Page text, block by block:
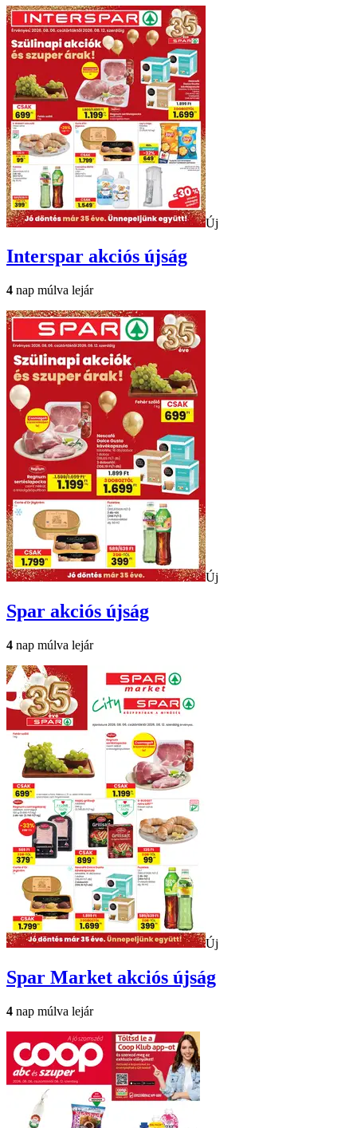
Új
Interspar akciós újság
4 nap múlva lejár
Új
Spar akciós újság
4 nap múlva lejár
Új
Spar Market akciós újság
4 nap múlva lejár